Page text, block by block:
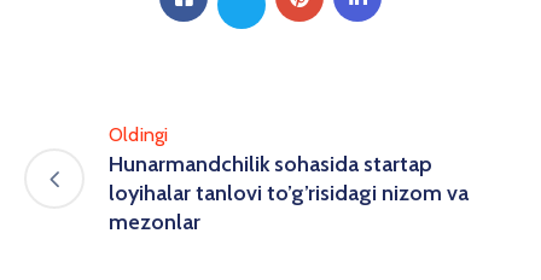
Oldingi
Hunarmandchilik sohasida startap
loyihalar tanlovi to’g’risidagi nizom va
mezonlar